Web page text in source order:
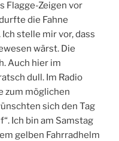
Flagge-Zeigen vor
die Fahne
stelle mir vor, dass
wärst. Die
Auch hier im
dull. Im Radio
zum möglichen
sich den Tag
Ich bin am Samstag
gelben Fahrradhelm